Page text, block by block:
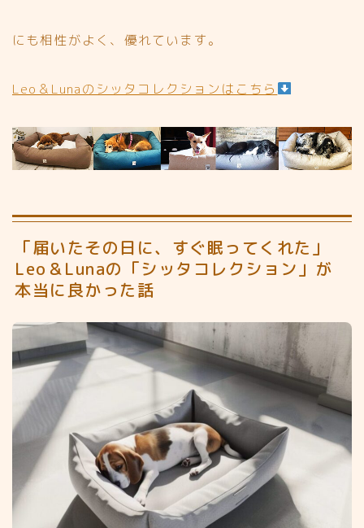
にも相性がよく、優れています。
Leo＆Lunaのシッタコレクションはこちら
「届いたその日に、すぐ眠ってくれた」
Leo＆Lunaの「シッタコレクション」が
本当に良かった話